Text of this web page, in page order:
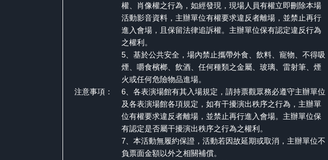
注意事項：
權、肖像權之行為，如經發現，現場人員有權立即刪除本場
活動影音資料，主辦單位有權要求違反者離場，並禁止再行
進入會場，且保留法律追訴權。主辦單位保有認定違反行為
之權利。
5、基於公共安全，場內禁止攜帶外食、飲料、寵物、不得吸
煙、嚼食檳榔、飲酒、任何種類之金屬、玻璃、雷射筆、煙
火或任何危險物品進場。
6、各表演場館有其入場規定，請持票觀眾務必遵守主辦單位
及各表演場館各項規定，如有干擾演出秩序之行為，主辦單
位有權要求違反者離場，並禁止再行進入會場。主辦單位保
有認定是否屬干擾演出秩序之行為之權利。
7、本活動無履約保證，活動若因故延期或取消，主辦單位不
負票面金額以外之相關補償。